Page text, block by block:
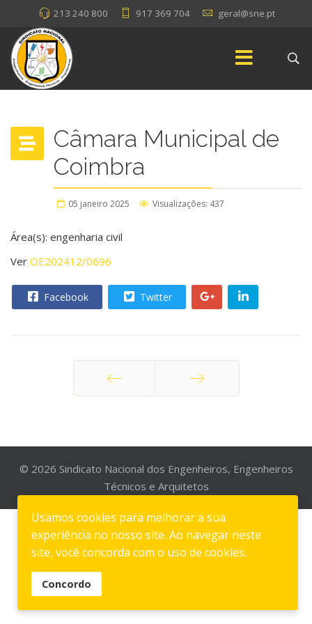
213 240 800 917 369 704 geral@sne.pt
Câmara Municipal de
Coimbra
05 janeiro 2025 Visualizações: 437
Área(s): engenharia civil
Ver OE202412/0696
Facebook Twitter
© 2026 Sindicato Nacional dos Engenheiros, Engenheiros
Técnicos e Arquitetos
Usamos cookies para melhorar a sua
experiência no nosso site. Ao navegar neste
site, você concorda com o uso de cookies.
Concordo